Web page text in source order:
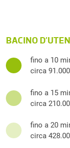
BACINO
fino a 10
circa
fino a 15
circa
fino a 20
circa